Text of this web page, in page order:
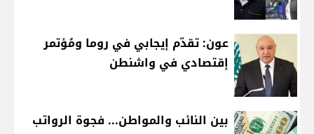
عون: تقدّم إيجابي في روما ومُؤتمر
إقتصادي في واشنطن
بين النائب والمواطن... فجوة الرواتب